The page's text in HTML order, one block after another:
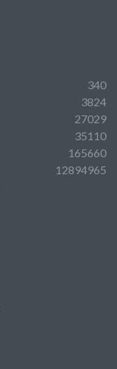
340
3824
27029
35110
165660
12894965